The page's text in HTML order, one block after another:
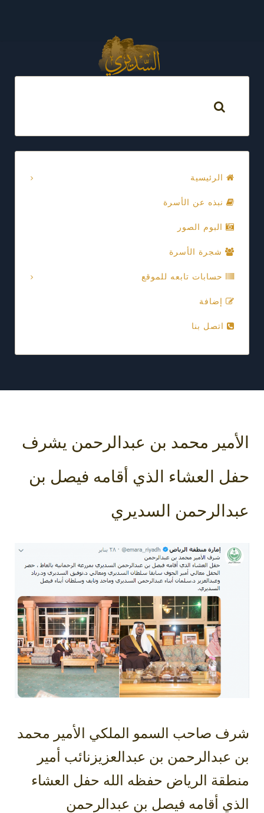
الرئيسية
نبذه عن الأسرة
البوم الصور
شجرة الأسرة
حسابات تابعه للموقع
إضافة
اتصل بنا
الأمير محمد بن عبدالرحمن يشرف
حفل العشاء الذي أقامه فيصل بن
عبدالرحمن السديري
شرف صاحب السمو الملكي الأمير محمد
بن عبدالرحمن بن عبدالعزيزنائب أمير
منطقة الرياض حفظه الله حفل العشاء
الذي أقامه فيصل بن عبدالرحمن